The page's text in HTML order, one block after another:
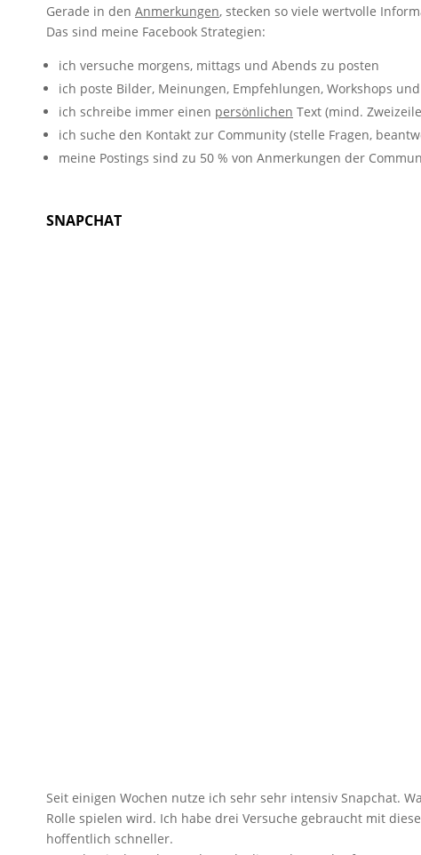
Gerade in den Anmerkungen, stecken so viele wertvolle
Das sind meine Facebook Strategien:
ich versuche morgens, mittags und Abends zu posten
ich poste Bilder, Meinungen, Empfehlungen, Workshops
ich schreibe immer einen persönlichen Text (mind.
ich suche den Kontakt zur Community (stelle Fragen,
meine Postings sind zu 50 % von Anmerkungen der
SNAPCHAT
Seit einigen Wochen nutze ich sehr sehr intensiv Snapchat.
Rolle spielen wird. Ich habe drei Versuche gebraucht mit
hoffentlich schneller.